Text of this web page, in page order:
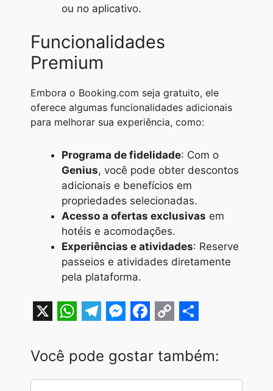
ou no aplicativo.
Funcionalidades
Premium
Embora o Booking.com seja gratuito, ele
oferece algumas funcionalidades adicionais
para melhorar sua experiência, como:
Programa de fidelidade: Com o
Genius, você pode obter descontos
adicionais e benefícios em
propriedades selecionadas.
Acesso a ofertas exclusivas em
hotéis e acomodações.
Experiências e atividades: Reserve
passeios e atividades diretamente
pela plataforma.
h
a
e
l
e
s
a
c
o
p
h
a
Você pode gostar também: